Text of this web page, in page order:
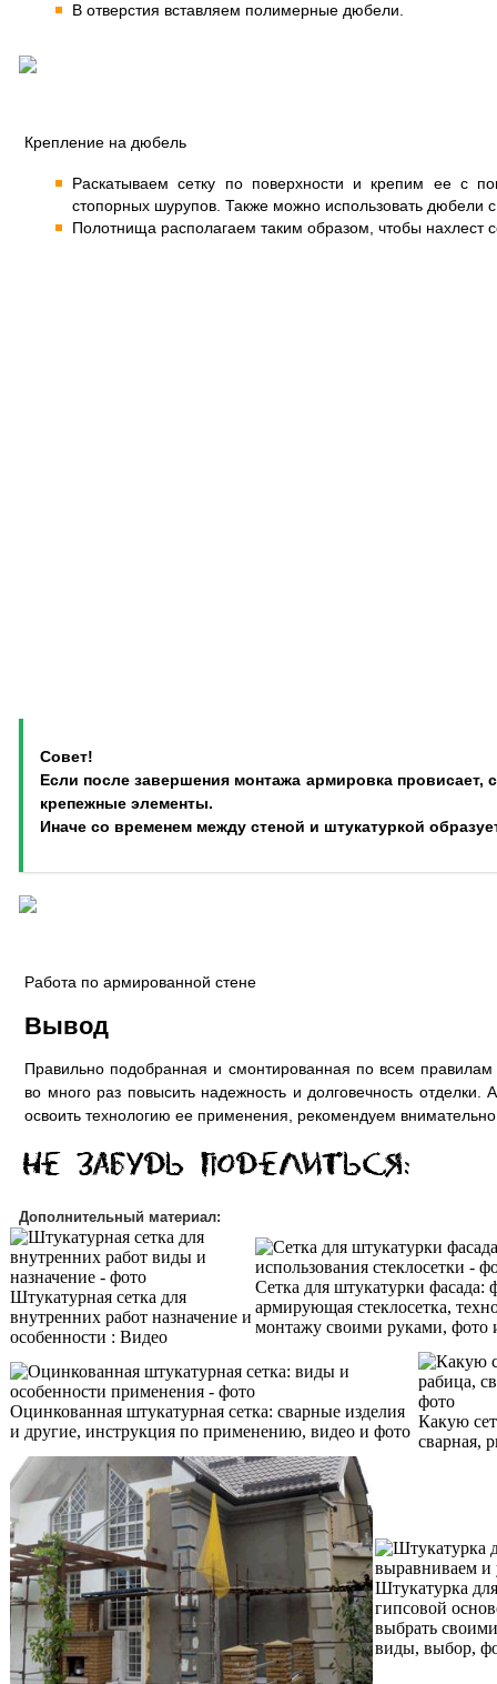
В отверстия вставляем полимерные дюбели.
Крепление на дюбель
Раскатываем сетку по поверхности и крепим ее с
стопорных шурупов. Также можно использовать дюбели
Полотнища располагаем таким образом, чтобы нахлест
Совет!
Если после завершения монтажа армировка провисает,
крепежные элементы.
Иначе со временем между стеной и штукатуркой
Работа по армированной стене
Вывод
Правильно подобранная и смонтированная по всем правилам
во много раз повысить надежность и долговечность
освоить технологию ее применения, рекомендуем внимательно
Дополнительный материал:
Штукатурная сетка для
внутренних работ назначение и
особенности : Видео
Сетка для штукатурки фасада:
армирующая стеклосетка,
монтажу своими руками, фото
Оцинкованная штукатурная сетка: сварные изделия
и другие, инструкция по применению, видео и фото
Какую
сварная,
Штукатурка
гипсовой
выбрать
виды, выбор,